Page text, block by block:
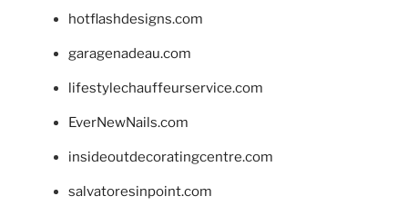
hotflashdesigns.com
garagenadeau.com
lifestylechauffeurservice.com
EverNewNails.com
insideoutdecoratingcentre.com
salvatoresinpoint.com